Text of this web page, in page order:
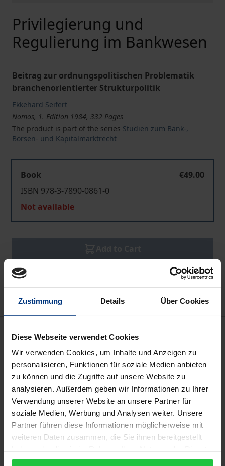
Zustimmung Details Über Cookies
Diese Webseite verwendet Cookies
Wir verwenden Cookies, um Inhalte und Anzeigen zu
personalisieren, Funktionen für soziale Medien anbieten
zu können und die Zugriffe auf unsere Website zu
analysieren. Außerdem geben wir Informationen zu Ihrer
Verwendung unserer Website an unsere Partner für
soziale Medien, Werbung und Analysen weiter. Unsere
Partner führen diese Informationen möglicherweise mit
weiteren Daten zusammen, die Sie ihnen bereitgestellt
gesammelt haben.
Privilegierung und
Regulierung im Bankwesen
Beitrag zur ordnungspolitischen Problematik
branchenorientierter Strukturpolitik
Ekkehard Seifert
Nomos, 1. Edition 1984, 332 Pages
The product is part of the series Studien zum Bank-,
Börsen- und Kapitalmarktrecht
Book
€49.00
ISBN 978-3-7890-0861-0
Not available
Add to Wish List
Delivery cost notice
Edition
1
ISBN
978-3-7890-0861-0
Subtitle